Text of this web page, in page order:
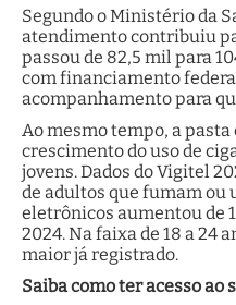
Segundo o Ministério da
atendimento contribuiu
passou de 82,5 mil para
com financiamento
acompanhamento para
Ao mesmo tempo, a
crescimento do uso de
jovens. Dados do Vigitel
de adultos que fumam
eletrônicos aumentou de
2024. Na faixa de 18 a 24
maior já registrado.
Saiba como ter acesso ao